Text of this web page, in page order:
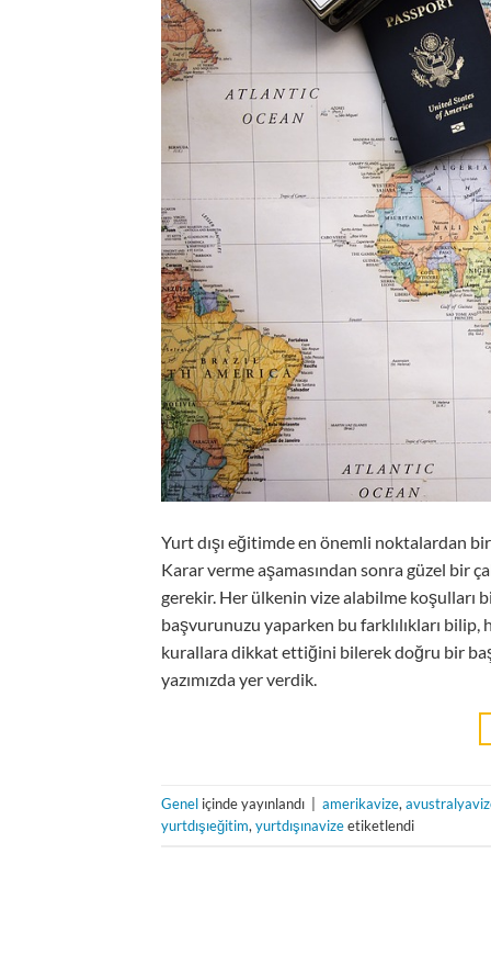
Yurt dışı eğitimde en önemli noktalardan
Karar verme aşamasından sonra güzel bir
gerekir. Her ülkenin vize alabilme koşulları
başvurunuzu yaparken bu farklılıkları
kurallara dikkat ettiğini bilerek doğru bir
yazımızda yer verdik.
Genel içinde yayınlandı amerikavize,
yurtdışıeğitim, yurtdışınavizeetiketlendi